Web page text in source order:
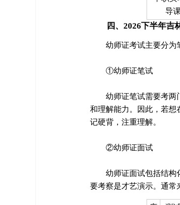
导
四、2026下半年吉
幼师证考试主要分为
①幼师证笔试
幼师证笔试需要考两
和理解能力。因此，若想
记硬背，注重理解。
②幼师证面试
幼师证面试包括结构
要考察是才艺演示。通常